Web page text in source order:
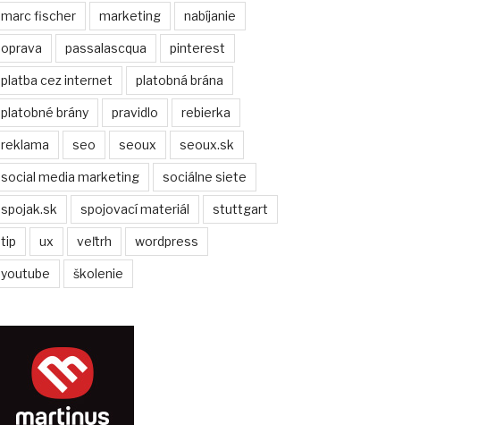
marc fischer marketing nabíjanie
oprava passalascqua pinterest
platba cez internet platobná brána
platobné brány pravidlo rebierka
reklama seo seoux seoux.sk
social media marketing sociálne siete
spojak.sk spojovací materiál stuttgart
tip ux veľtrh wordpress
youtube školenie